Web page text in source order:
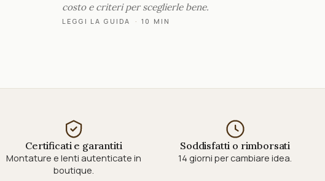
costo e criteri per sceglierle bene.
LEGGI LA GUIDA · 10 MIN
Certificati e garantiti
Montature e lenti autenticate in
boutique.
Soddisfatti o rimborsati
14 giorni per cambiare idea.